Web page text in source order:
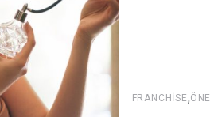
FRANCHISE,